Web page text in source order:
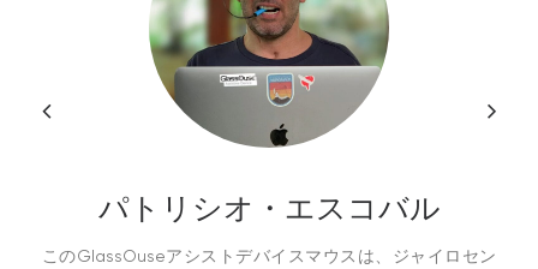
パトリシオ・エスコバル
このGlassOuseアシストデバイスマウスは、ジャイロセン